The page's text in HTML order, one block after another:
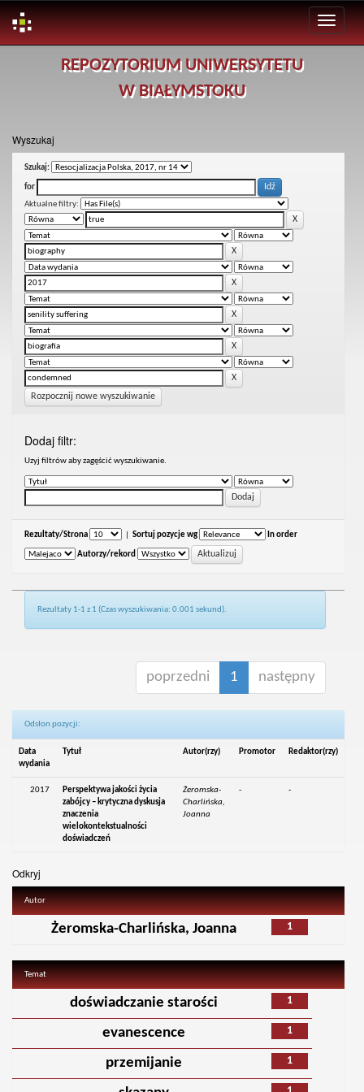
REPOZYTORIUM UNIWERSYTETU
W BIAŁYMSTOKU
Wyszukaj
Szukaj:
for
Aktualne filtry:
Rozpocznij nowe wyszukiwanie
Dodaj filtr:
Uzyj filtrów aby zagęścić wyszukiwanie.
Rezultaty/Strona Sortuj pozycje wg In order
Autorzy/rekord
Rezultaty 1-1 z 1 (Czas wyszukiwania: 0.001 sekund).
poprzedni 1 następny
Odsłon pozycji:
Data
wydania
Tytuł Autor(rzy) Promotor Redaktor(rzy)
2017
Perspektywa jakości życia
zabójcy – krytyczna dyskusja
znaczenia
wielokontekstualności
doświadczeń
Żeromska-
Charlińska,
Joanna
- -
Odkryj
Autor
1
Żeromska-Charlińska, Joanna
Temat
1
doświadczanie starości
1
evanescence
1
przemijanie